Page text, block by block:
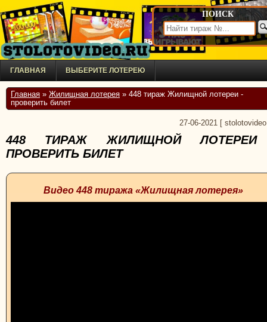
ПОИСК
ГЛАВНАЯ ВЫБЕРИТЕ ЛОТЕРЕЮ
Главная » Жилищная лотерея » 448 тираж Жилищной лотереи -
проверить билет
27-06-2021
448 ТИРАЖ ЖИЛИЩНОЙ
ПРОВЕРИТЬ БИЛЕТ
Видео 448 тиража «Жилищная лотерея»